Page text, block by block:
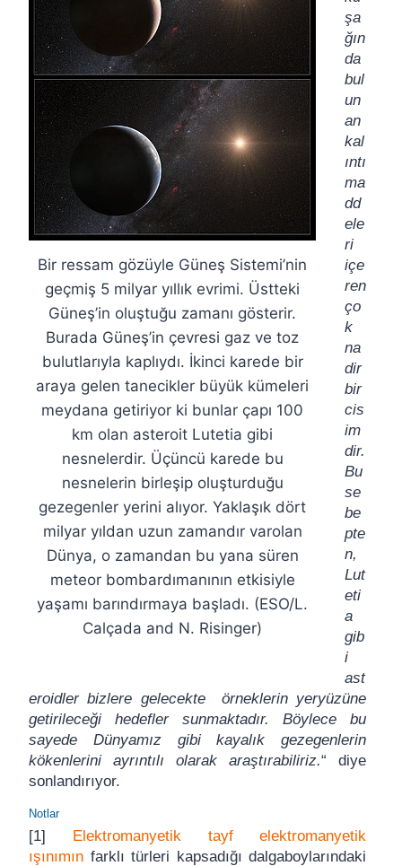
Bir ressam gözüyle Güneş Sistemi’nin
geçmiş 5 milyar yıllık evrimi. Üstteki
Güneş’in oluştuğu zamanı gösterir.
Burada Güneş’in çevresi gaz ve toz
bulutlarıyla kaplıydı. İkinci karede bir
araya gelen tanecikler büyük kümeleri
meydana getiriyor ki bunlar çapı 100
km olan asteroit Lutetia gibi
nesnelerdir. Üçüncü karede bu
nesnelerin birleşip oluşturduğu
gezegenler yerini alıyor. Yaklaşık dört
milyar yıldan uzun zamandır varolan
Dünya, o zamandan bu yana süren
meteor bombardımanının etkisiyle
yaşamı barındırmaya başladı. (ESO/L.
Calçada and N. Risinger)
şa
ğın
da
bul
un
an
kal
ıntı
ma
dd
ele
ri
içe
ren
ço
k
na
dir
bir
cis
im
dir.
Bu
se
be
pte
n,
Lut
eti
a
gib
i
ast
eroidler bizlere gelecekte örneklerin yeryüzüne
getirileceği hedefler sunmaktadır. Böylece bu
sayede Dünyamız gibi kayalık gezegenlerin
kökenlerini ayrıntılı olarak araştırabiliriz.“ diye
sonlandırıyor.
Notlar
[1] Elektromanyetik tayf elektromanyetik
ışınımın farklı türleri kapsadığı dalgaboylarındaki